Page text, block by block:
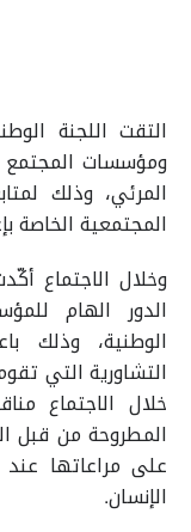
التقت اللجنة
ومؤسسات المجتمع
المرئي، وذلك
المجتمعية الخاصة
وخلال الاجتماع
الدور الهام
الوطنية، وذلك
التشاورية التي
خلال الاجتماع
المطروحة من قبل
على مراعاتها
الإنسان.